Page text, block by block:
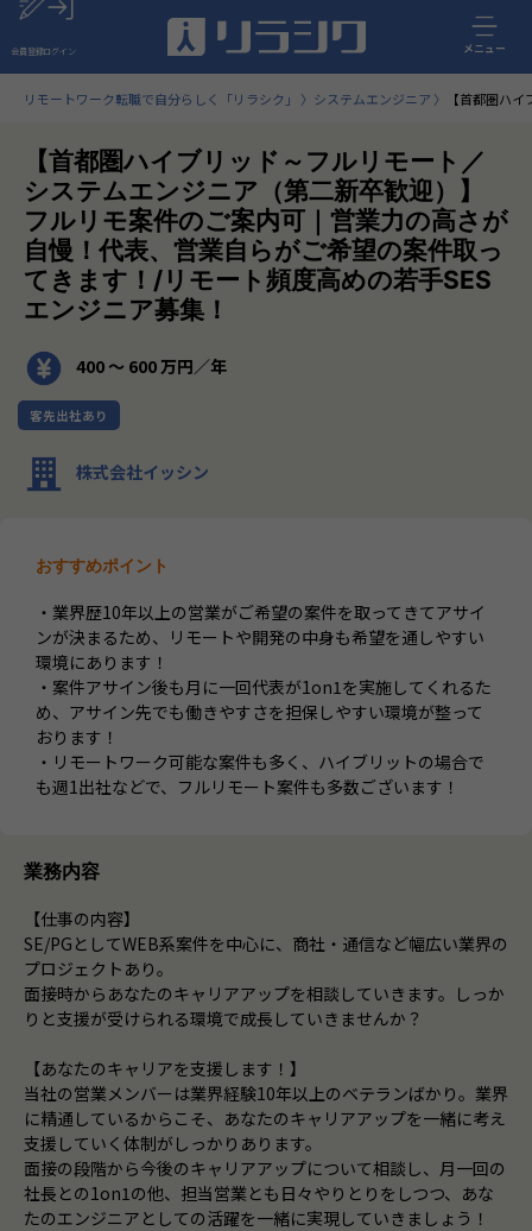
会員登録ログイン メニュー
リモートワーク転職で自分らしく「リラシク」 システムエンジニア 【首都圏ハ
【首都圏ハイブリッド～フルリモート／
システムエンジニア（第二新卒歓迎）】
フルリモ案件のご案内可｜営業力の高さが
自慢！代表、営業自らがご希望の案件取っ
てきます！/リモート頻度高めの若手SES
エンジニア募集！
400 〜 600 万円／年
客先出社あり
株式会社イッシン
おすすめポイント
・業界歴10年以上の営業がご希望の案件を取ってきてアサイ
ンが決まるため、リモートや開発の中身も希望を通しやすい
環境にあります！
・案件アサイン後も月に一回代表が1on1を実施してくれるた
め、アサイン先でも働きやすさを担保しやすい環境が整って
おります！
・リモートワーク可能な案件も多く、ハイブリットの場合で
も週1出社などで、フルリモート案件も多数ございます！
業務内容
【仕事の内容】
SE/PGとしてWEB系案件を中心に、商社・通信など幅広い業界の
プロジェクトあり。
面接時からあなたのキャリアアップを相談していきます。しっか
りと支援が受けられる環境で成長していきませんか？
【あなたのキャリアを支援します！】
当社の営業メンバーは業界経験10年以上のベテランばかり。業界
に精通しているからこそ、あなたのキャリアアップを一緒に考え
支援していく体制がしっかりあります。
面接の段階から今後のキャリアアップについて相談し、月一回の
社長との1on1の他、担当営業とも日々やりとりをしつつ、あな
たのエンジニアとしての活躍を一緒に実現していきましょう！